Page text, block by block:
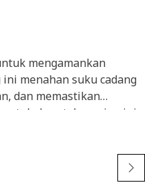
mengamankan
menahan suku cadang
dan memastikan
daya tahan, ring ini
yang stabil. Perannya
komponen dan